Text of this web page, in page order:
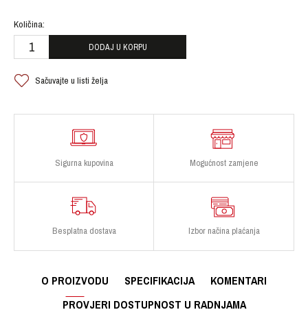
Količina:
DODAJ U KORPU
Sačuvajte u listi želja
Sigurna kupovina Mogućnost zamjene
Besplatna dostava Izbor načina plaćanja
O PROIZVODU SPECIFIKACIJA
KOMENTARI
PROVJERI DOSTUPNOST U RADNJAMA